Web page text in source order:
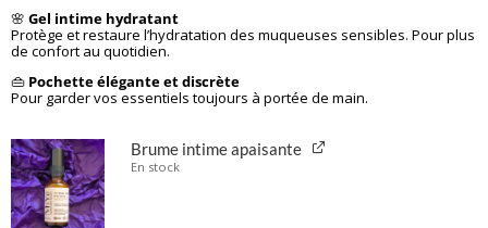
🌸 Gel intime hydratant
Protège et restaure l’hydratation des muqueuses sensibles. Pour plus
de confort au quotidien.
👜 Pochette élégante et discrète
Pour garder vos essentiels toujours à portée de main.
Brume intime apaisante
En stock